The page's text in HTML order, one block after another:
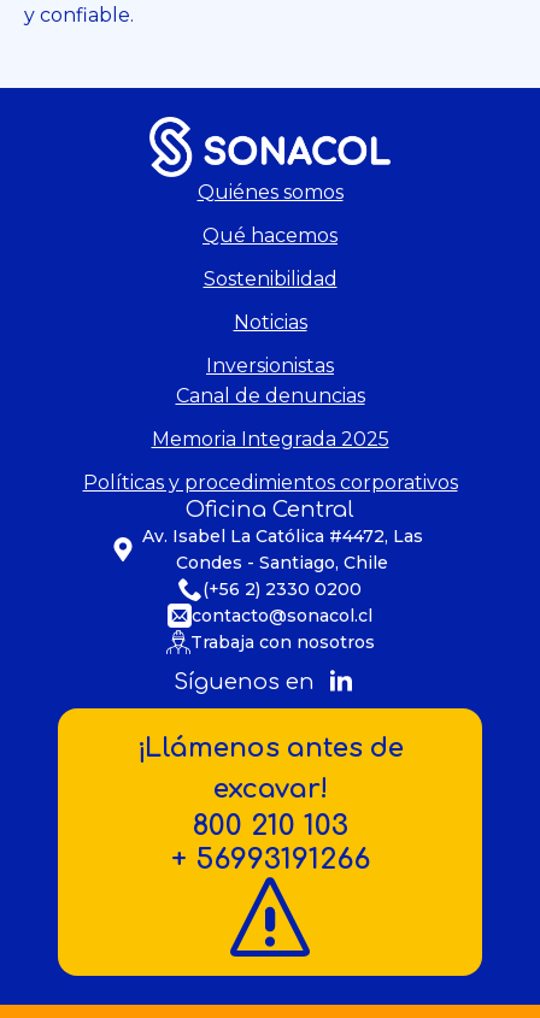
y confiable.
Quiénes somos
Qué hacemos
Sostenibilidad
Noticias
Inversionistas
Canal de denuncias
Memoria Integrada 2025
Políticas y procedimientos corporativos
Oficina Central
Av. Isabel La Católica #4472, Las
Condes - Santiago, Chile
(+56 2) 2330 0200
contacto@sonacol.cl
Trabaja con nosotros
Síguenos en
¡Llámenos antes de
excavar!
800 210 103
+ 56993191266